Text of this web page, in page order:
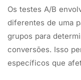
Os testes A/B
diferentes de uma
grupos para
conversões. Isso
específicos que